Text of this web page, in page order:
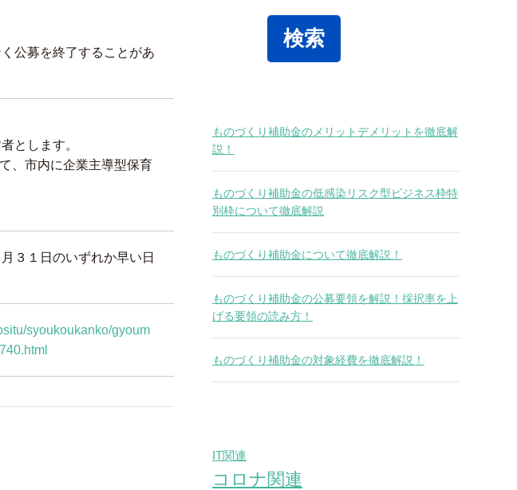
公募を終了することがあ
とします。
、市内に企業主導型保育
３１日のいずれか早い日
syoukoukanko/gyoum
ものづくり補助金のメリットデメリットを徹底解
説！
ものづくり補助金の低感染リスク型ビジネス枠特
別枠について徹底解説
ものづくり補助金について徹底解説！
ものづくり補助金の公募要領を解説！採択率を上
げる要領の読み方！
ものづくり補助金の対象経費を徹底解説！
IT関連
コロナ関連